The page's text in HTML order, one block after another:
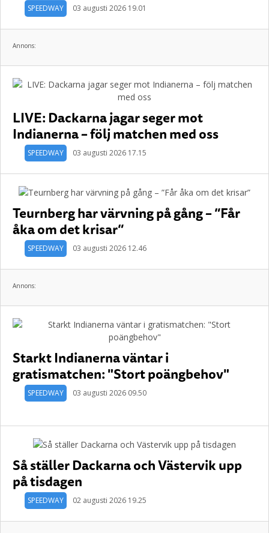
SPEEDWAY 03 augusti 2026 19.01
Annons:
LIVE: Dackarna jagar seger mot
Indianerna – följ matchen med oss
SPEEDWAY 03 augusti 2026 17.15
Teurnberg har värvning på gång – ”Får
åka om det krisar”
SPEEDWAY 03 augusti 2026 12.46
Annons:
Starkt Indianerna väntar i
gratismatchen: "Stort poängbehov"
SPEEDWAY 03 augusti 2026 09.50
Så ställer Dackarna och Västervik upp
på tisdagen
SPEEDWAY 02 augusti 2026 19.25